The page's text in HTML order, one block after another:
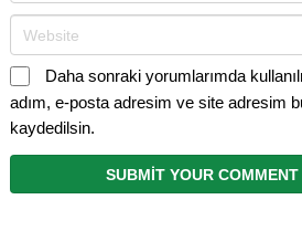
Daha sonraki yorumlarımda
adım, e-posta adresim ve site adresim
kaydedilsin.